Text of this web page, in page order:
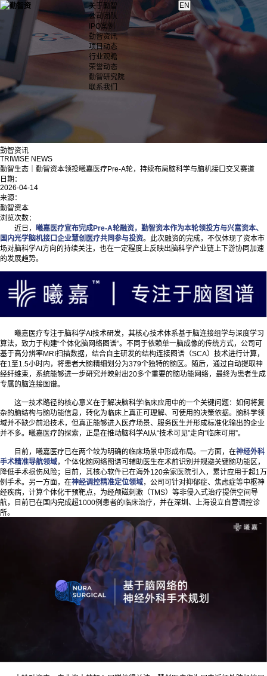
关于勤智
公司团队
IPO案例
勤智资讯
项目动态
行业观瞻
荣誉动态
勤智研究院
联系我们
勤智资讯
TRIWISE NEWS
勤智生态｜勤智资本领投曦嘉医疗Pre-A轮，持续布局脑科学与脑机接口交叉赛道
日期：
2026-04-14
来源：
勤智资本
浏览次数：
近日， 曦嘉医疗宣布完成Pre-A轮融资，勤智资本作为本轮领投方与兴富资本、
国内光学脑机接口企业慧创医疗共同参与投资。此次融资的完成，不仅体现了资本市
场对脑科学AI方向的持续关注，也在一定程度上反映出脑科学产业链上下游协同加速
的发展趋势。
曦嘉医疗专注于脑科学AI技术研发，其核心技术体系基于脑连接组学与深度学习
算法，致力于构建“个体化脑网络图谱”。不同于依赖单一脑成像的传统方式，公司可
基于高分辨率MRI扫描数据，结合自主研发的结构连接图谱（SCA）技术进行计算，
在1至1.5小时内，将患者大脑精细划分为379个独特的脑区。随后，通过自动提取神
经纤维束，系统能够进一步研究并映射出20多个重要的脑功能网络，最终为患者生成
专属的脑连接图谱。
这一技术路径的核心意义在于解决脑科学临床应用中的一个关键问题：如何将复
杂的脑结构与脑功能信息，转化为临床上真正可理解、可使用的决策依据。脑科学领
域并不缺少前沿技术，但真正能够进入医疗场景、服务医生并形成标准化输出的企业
并不多。曦嘉医疗的探索，正是在推动脑科学AI从“技术可见”走向“临床可用”。
目前，曦嘉医疗已在两个较为明确的临床场景中形成布局。一方面，在神经外科
手术精准导航领域，个体化脑网络图谱可辅助医生在术前识别并规避关键脑功能区，
降低手术损伤风险；目前，其核心软件已在海外120余家医院引入，累计应用于超1万
例手术。另一方面，在神经调控精准定位领域，公司可针对抑郁症、焦虑症等中枢神
经疾病，计算个体化干预靶点，为经颅磁刺激（TMS）等非侵入式治疗提供空间导
航，目前已在国内完成超1000例患者的临床治疗，并在深圳、上海设立自营调控诊
所。